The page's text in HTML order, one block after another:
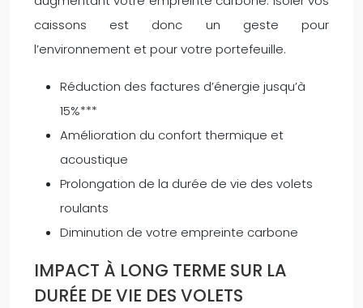
caissons est donc un geste pour
l’environnement et pour votre portefeuille.
Réduction des factures d’énergie jusqu’à
15%***
Amélioration du confort thermique et
acoustique
Prolongation de la durée de vie des volets
roulants
Diminution de votre empreinte carbone
IMPACT À LONG TERME SUR LA
DURÉE DE VIE DES VOLETS